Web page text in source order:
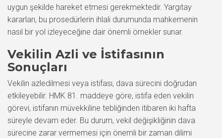
uygun şekilde hareket etmesi gerekmektedir. Yargıtay
kararları, bu prosedürlerin ihlali durumunda mahkemenin
nasıl bir yol izleyeceğine dair önemli örnekler sunar.
Vekilin Azli ve İstifasının
Sonuçları
Vekilin azledilmesi veya istifası, dava sürecini doğrudan
etkileyebilir. HMK 81. maddeye göre, istifa eden vekilin
görevi, istifanın müvekkiline tebliğinden itibaren iki hafta
süreyle devam eder. Bu durum, vekil değişikliğinin dava
sürecine zarar vermemesi için önemli bir zaman dilimi